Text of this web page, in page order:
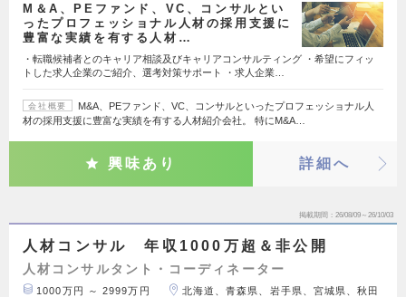
M＆A、PEファンド、VC、コンサルとい
ったプロフェッショナル人材の採用支援に
豊富な実績を有する人材…
・転職候補者とのキャリア相談及びキャリアコンサルティング ・希望にフィッ
トした求人企業のご紹介、選考対策サポート ・求人企業…
会社概要
M&A、PEファンド、VC、コンサルといったプロフェッショナル人
材の採用支援に豊富な実績を有する人材紹介会社。 特にM&A…
興味あり 詳細へ
掲載期間 26/08/09～26/10/03
人材コンサル 年収1000万超＆非公開
人材コンサルタント・コーディネーター
1000万円 ～ 2999万円
北海道、青森県、岩手県、宮城県、秋田